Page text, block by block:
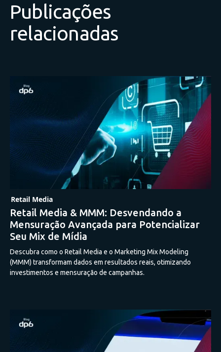
Publicações
relacionadas
Retail Media
Retail Media & MMM: Desvendando a
Mensuração Avançada para Potencializar
Seu Mix de Mídia
Descubra como o Retail Media e o Marketing Mix Modeling
(MMM) transformam dados em resultados reais, otimizando
investimentos e mensuração de campanhas.